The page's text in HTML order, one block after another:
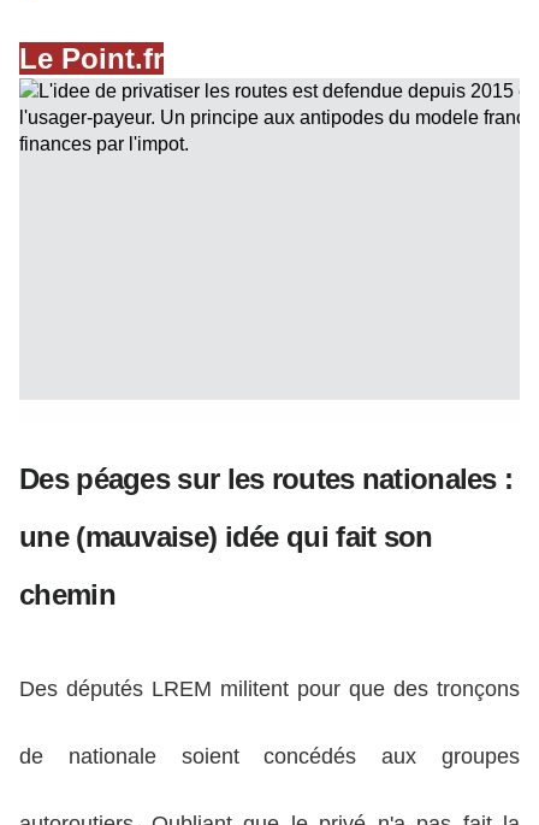
Le Point.fr
Les vacances approchent et vous vous apprêtez,
comme de nombreux Français, à prendre la route.
Et, qui sait, peut-être allez-vous vous-même
emprunter les nationales pour éviter le coût trop
nationales pourraient bien être à leur tour
Des péages sur les routes nationales :
une (mauvaise) idée qui fait son
chemin
Des députés LREM militent pour que des tronçons
de nationale soient concédés aux groupes